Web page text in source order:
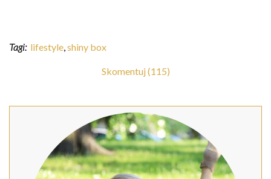
Tagi: lifestyle,shiny box
Skomentuj (115)